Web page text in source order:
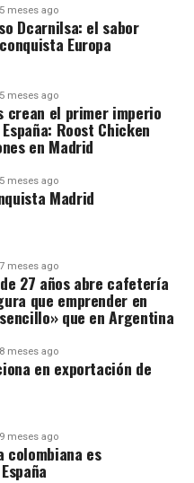
5 meses ago
Dcarnilsa: el sabor
Europa
5 meses ago
crean el primer imperio
Roost Chicken
en Madrid
5 meses ago
Madrid
7 meses ago
27 años abre cafetería
que emprender en
que en Argentina
8 meses ago
en exportación de
9 meses ago
colombiana es